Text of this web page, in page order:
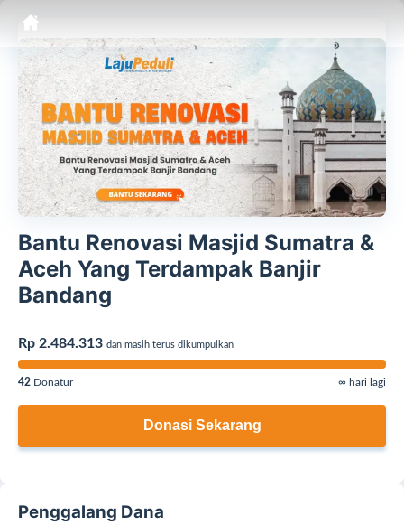
Bantu Renovasi Masjid Sumatra &
Aceh Yang Terdampak Banjir
Bandang
Rp 2.484.313 dan masih terus dikumpulkan
42 Donatur ∞ hari lagi
Donasi Sekarang
Penggalang Dana